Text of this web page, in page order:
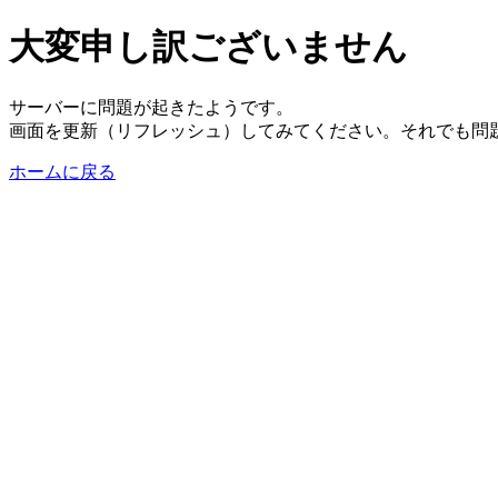
大変申し訳ございません
サーバーに問題が起きたようです。
画面を更新（リフレッシュ）してみてください。それでも
ホームに戻る